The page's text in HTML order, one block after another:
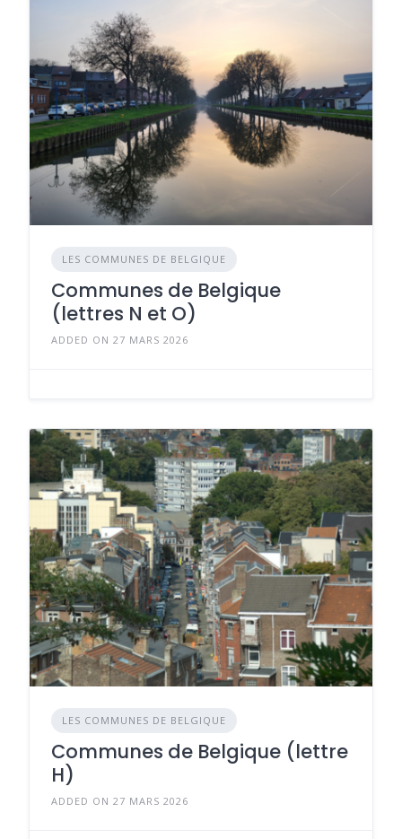
LES COMMUNES DE BELGIQUE
Communes de Belgique
(lettres N et O)
ADDED ON 27 MARS 2026
LES COMMUNES DE BELGIQUE
Communes de Belgique (lettre
H)
ADDED ON 27 MARS 2026